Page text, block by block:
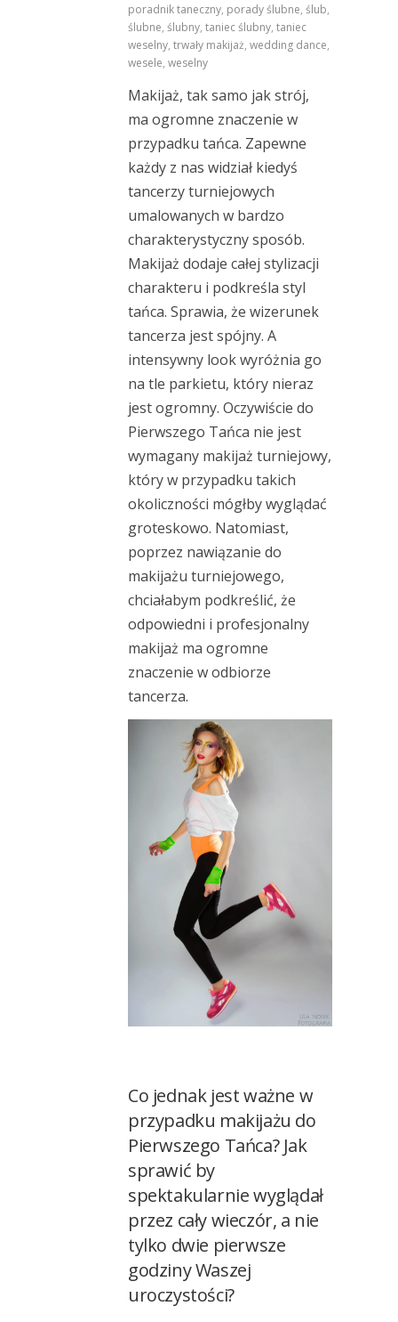
poradnik taneczny, porady ślubne, ślub,
ślubne, ślubny, taniec ślubny, taniec
weselny, trwały makijaż, wedding dance,
wesele, weselny
Makijaż, tak samo jak strój,
ma ogromne znaczenie w
przypadku tańca. Zapewne
każdy z nas widział kiedyś
tancerzy turniejowych
umalowanych w bardzo
charakterystyczny sposób.
Makijaż dodaje całej stylizacji
charakteru i podkreśla styl
tańca. Sprawia, że wizerunek
tancerza jest spójny. A
intensywny look wyróżnia go
na tle parkietu, który nieraz
jest ogromny. Oczywiście do
Pierwszego Tańca nie jest
wymagany makijaż turniejowy,
który w przypadku takich
okoliczności mógłby wyglądać
groteskowo. Natomiast,
poprzez nawiązanie do
makijażu turniejowego,
chciałabym podkreślić, że
odpowiedni i profesjonalny
makijaż ma ogromne
znaczenie w odbiorze
tancerza.
Co jednak jest ważne w
przypadku makijażu do
Pierwszego Tańca? Jak
sprawić by
spektakularnie wyglądał
przez cały wieczór, a nie
tylko dwie pierwsze
godziny Waszej
uroczystości?